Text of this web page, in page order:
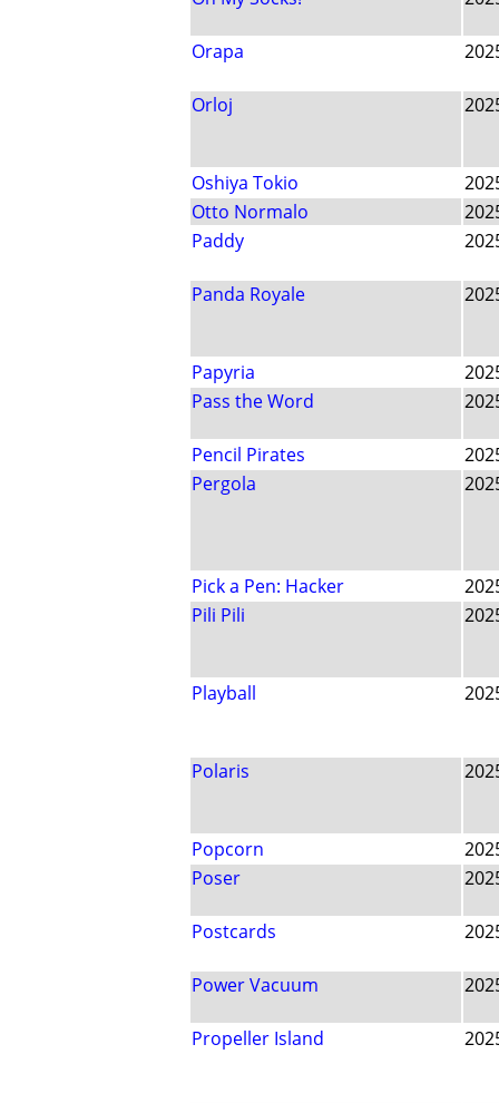
Orapa
Orloj
Oshiya Tokio
Otto Normalo
Paddy
Panda Royale
Papyria
Pass the Word
Pencil Pirates
Pergola
Pick a Pen: Hacker
Pili Pili
Playball
Polaris
Popcorn
Poser
Postcards
Power Vacuum
Propeller Island